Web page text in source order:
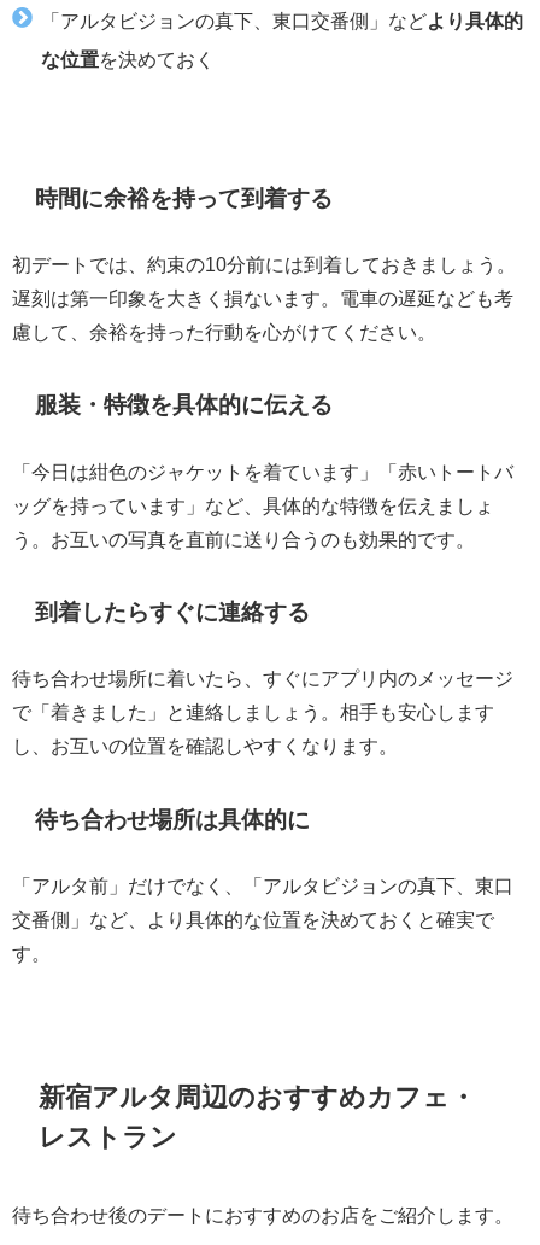
「アルタビジョンの真下、東口交番側」などより具体的
な位置を決めておく
時間に余裕を持って到着する
初デートでは、約束の10分前には到着しておきましょう。
遅刻は第一印象を大きく損ないます。電車の遅延なども考
慮して、余裕を持った行動を心がけてください。
服装・特徴を具体的に伝える
「今日は紺色のジャケットを着ています」「赤いトートバ
ッグを持っています」など、具体的な特徴を伝えましょ
う。お互いの写真を直前に送り合うのも効果的です。
到着したらすぐに連絡する
待ち合わせ場所に着いたら、すぐにアプリ内のメッセージ
で「着きました」と連絡しましょう。相手も安心します
し、お互いの位置を確認しやすくなります。
待ち合わせ場所は具体的に
「アルタ前」だけでなく、「アルタビジョンの真下、東口
交番側」など、より具体的な位置を決めておくと確実で
す。
新宿アルタ周辺のおすすめカフェ・
レストラン
待ち合わせ後のデートにおすすめのお店をご紹介します。